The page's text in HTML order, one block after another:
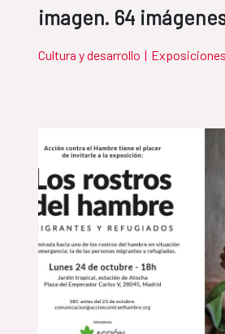
imagen. 64
Cultura y desarrollo | Exposiciones